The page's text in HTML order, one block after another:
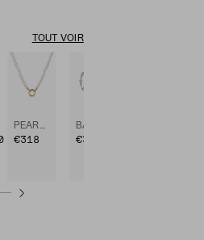
TOUT VOIR
30 %
€318 €328